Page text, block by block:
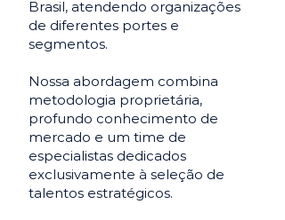
Brasil, atendendo organizações
de diferentes portes e
segmentos.
Nossa abordagem combina
metodologia proprietária,
profundo conhecimento de
mercado e um time de
especialistas dedicados
exclusivamente à seleção de
talentos estratégicos.